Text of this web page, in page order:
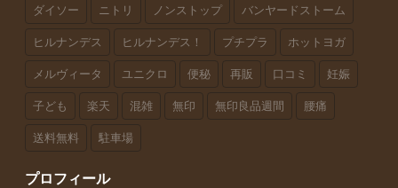
ダイソー ニトリ ノンストップ バンヤードストーム
ヒルナンデス ヒルナンデス！ プチプラ ホットヨガ
メルヴィータ ユニクロ 便秘 再販 口コミ 妊娠
子ども 楽天 混雑 無印 無印良品週間 腰痛
送料無料 駐車場
プロフィール